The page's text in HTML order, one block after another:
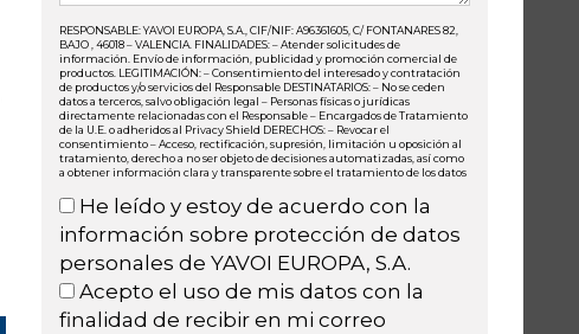
RESPONSABLE: YAVOI EUROPA, S.A., CIF/NIF: A96361605, C/ FONTANARES 82,
BAJO , 46018 – VALENCIA. FINALIDADES: – Atender solicitudes de
información. Envío de información, publicidad y promoción comercial de
productos. LEGITIMACIÓN: – Consentimiento del interesado y contratación
de productos y/o servicios del Responsable DESTINATARIOS: – No se ceden
datos a terceros, salvo obligación legal – Personas físicas o jurídicas
directamente relacionadas con el Responsable – Encargados de Tratamiento
de la U.E. o adheridos al Privacy Shield DERECHOS: – Revocar el
consentimiento – Acceso, rectificación, supresión, limitación u oposición al
tratamiento, derecho a no ser objeto de decisiones automatizadas, así como
a obtener información clara y transparente sobre el tratamiento de los datos
He leído y estoy de acuerdo con la
información sobre protección de datos
personales de YAVOI EUROPA, S.A.
Acepto el uso de mis datos con la
finalidad de recibir en mi correo